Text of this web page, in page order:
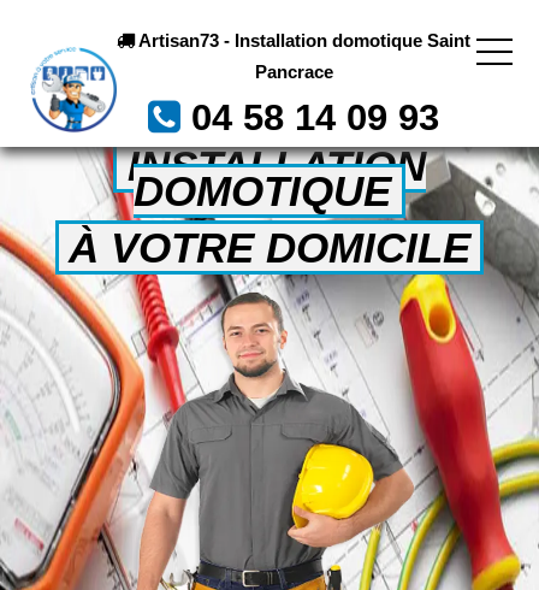
Artisan73 - Installation domotique Saint
Pancrace
04 58 14 09 93
INSTALLATION
DOMOTIQUE
À VOTRE DOMICILE